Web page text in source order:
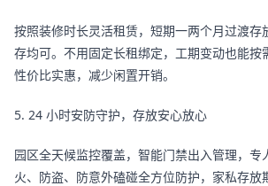
按照装修时长灵活租赁，短期一两个月过渡存
存均可。不用固定长租绑定，工期变动也能按
性价比实惠，减少闲置开销。
5. 24 小时安防守护，存放安心放心
园区全天候监控覆盖，智能门禁出入管理，专
火、防盗、防意外磕碰全方位防护，家私存放